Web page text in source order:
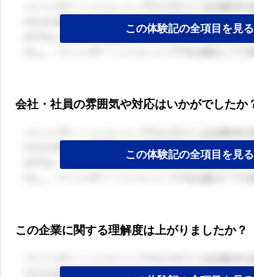
会社・社員の雰囲気や対応はいかがでしたか
この企業に関する理解度は上がりましたか？